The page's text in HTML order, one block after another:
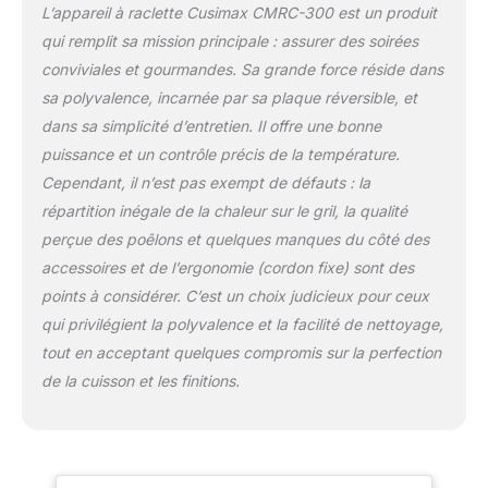
Permettant de partager
délicieux avec vos amis
ou famille, raclette
parfaite pour barbecue,
party ou soirée.
【Thermostat réglable】-
Equipé d'un thermostat
réglable, permettant de
régler progressivement la
chaleur désirée.
L’appareil à raclette Cusimax CMRC-300 est un produit
qui remplit sa mission principale : assurer des soirées
conviviales et gourmandes. Sa grande force réside dans
sa polyvalence, incarnée par sa plaque réversible, et
dans sa simplicité d’entretien. Il offre une bonne
puissance et un contrôle précis de la température.
Cependant, il n’est pas exempt de défauts : la
répartition inégale de la chaleur sur le gril, la qualité
perçue des poêlons et quelques manques du côté des
accessoires et de l’ergonomie (cordon fixe) sont des
points à considérer. C’est un choix judicieux pour ceux
qui privilégient la polyvalence et la facilité de nettoyage,
tout en acceptant quelques compromis sur la perfection
de la cuisson et les finitions.